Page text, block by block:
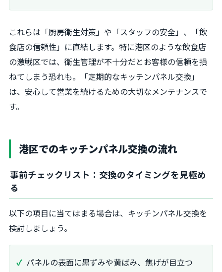
これらは「厨房衛生対策」や「スタッフの安全」、「飲
食店の信頼性」に直結します。特に港区のような飲食店
の激戦区では、衛生管理が不十分だとお客様の信頼を損
ねてしまう恐れも。「定期的なキッチンパネル交換」
は、安心して営業を続けるための大切なメンテナンスで
す。
港区でのキッチンパネル交換の流れ
事前チェックリスト：交換のタイミングを見極め
る
以下の項目に当てはまる場合は、キッチンパネル交換を
検討しましょう。
パネルの表面に黒ずみや黄ばみ、焦げが目立つ